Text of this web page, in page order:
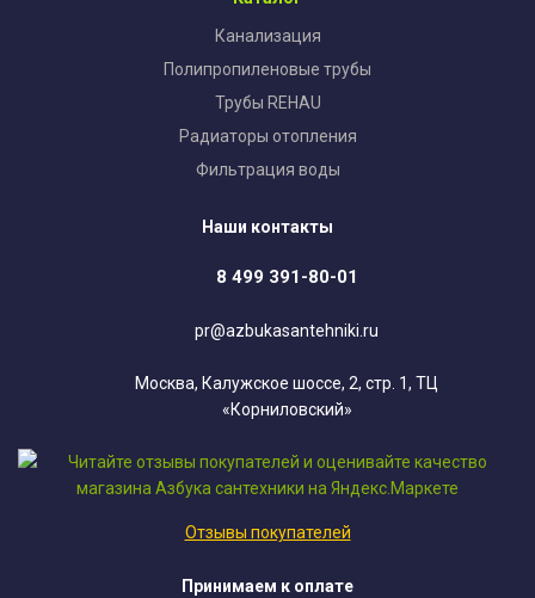
Канализация
Полипропиленовые трубы
Трубы REHAU
Радиаторы отопления
Фильтрация воды
Наши контакты
8 499 391-80-01
pr@azbukasantehniki.ru
Москва, Калужское шоссе, 2, стр. 1, ТЦ
«Корниловский»
Отзывы покупателей
Принимаем к оплате